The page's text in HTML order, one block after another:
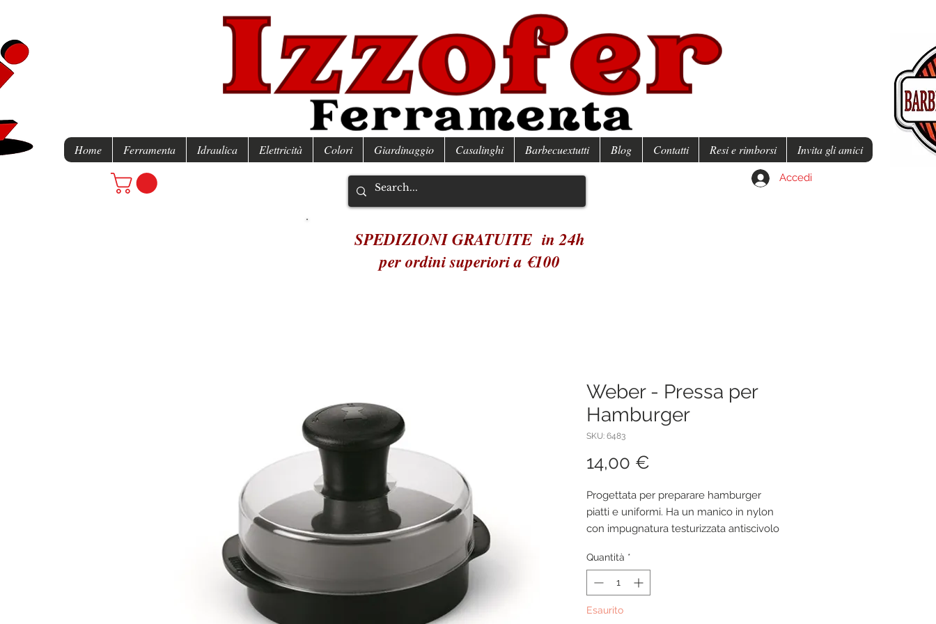
Home Ferramenta Idraulica Elettricità Colori Giardinaggio Casalinghi Barbecuextutti Blog Contatti Resi e rimborsi Invita gli amici
Accedi
SPEDIZIONI GRATUITE in 24h
per ordini superiori a €100
Weber - Pressa per
Hamburger
SKU: 6483
14,00 €
Progettata per preparare hamburger
piatti e uniformi. Ha un manico in nylon
con impugnatura testurizzata antiscivolo
Lavabile in lavastoviglie.
Quantità *
Esaurito